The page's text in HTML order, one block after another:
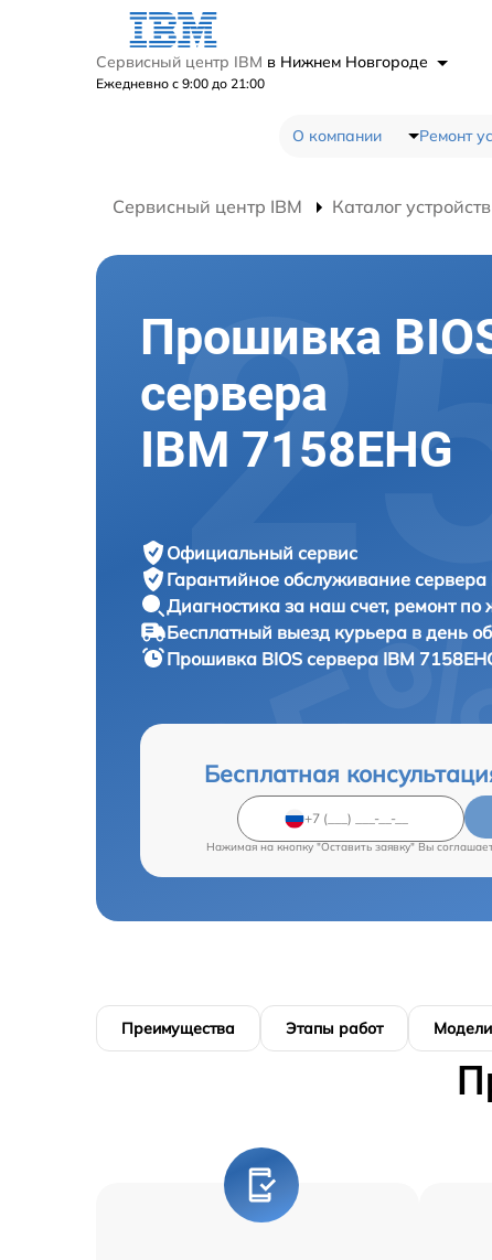
Сервисный центр IBM в Нижнем Новгороде
Ежедневно с 9:00 до 21:00
О компании Ремонт
Сервисный центр IBM Каталог устройств
Прошивка
сервера
IBM 7158EHG
Официальный сервис
Гарантийное обслуживание сервера
Диагностика за наш счет, ремонт по
Бесплатный выезд курьера в день
Прошивка BIOS сервера IBM
Бесплатная
Нажимая на кнопку "Оставить заявку" Вы
Преимущества Этапы работ Модели